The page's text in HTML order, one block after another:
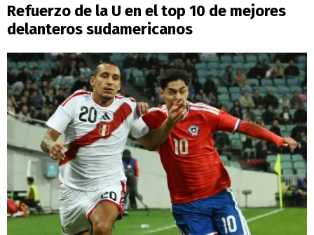
Refuerzo de la U en el top 10 de mejores
delanteros sudamericanos